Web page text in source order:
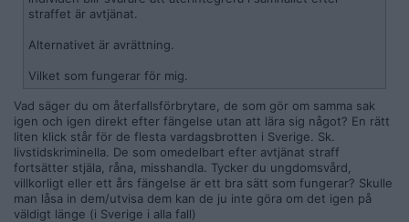
straffet är avtjänat.
Alternativet är avrättning.
Vilket som fungerar för mig.
Vad säger du om återfallsförbrytare, de som gör om samma sak
igen och igen direkt efter fängelse utan att lära sig något? En rätt
liten klick står för de flesta vardagsbrotten i Sverige. Sk.
livstidskriminella. De som omedelbart efter avtjänat straff
fortsätter stjäla, råna, misshandla. Tycker du ungdomsvård,
villkorligt eller ett års fängelse är ett bra sätt som fungerar? Skulle
man låsa in dem/utvisa dem kan de ju inte göra om det igen på
väldigt länge (i Sverige i alla fall)